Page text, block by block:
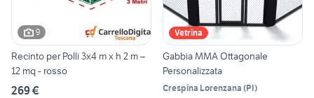
9
Recinto per Polli 3x4 m x h 2 m –
12 mq - rosso
269 €
Vetrina
Gabbia MMA Ottagonale
Personalizzata
Crespina Lorenzana (PI)